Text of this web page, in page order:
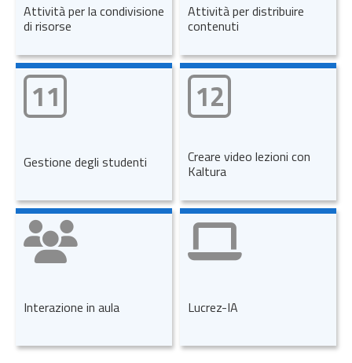
Attività per la condivisione
di risorse
Attività per distribuire
contenuti
11
Gestione degli studenti
12
Creare video lezioni con
Kaltura
Interazione in aula Lucrez-IA